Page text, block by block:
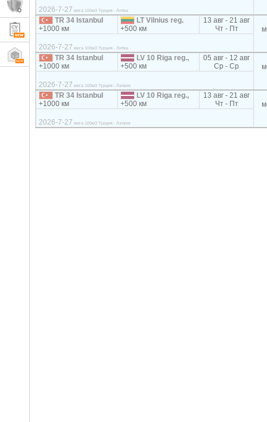
2026-7-27 мега 100м3 Турция - Литва
TR 34 Istanbul
+1000 км
LT Vilnius reg.
+500 км
13 авг - 21 авг
Чт - Пт
2026-7-27 мега 100м3 Турция - Литва
TR 34 Istanbul
+1000 км
LV 10 Riga reg.,
+500 км
05 авг - 12 авг
Ср - Ср
2026-7-27 мега 100м3 Турция - Латвия
TR 34 Istanbul
+1000 км
LV 10 Riga reg.,
+500 км
13 авг - 21 авг
Чт - Пт
2026-7-27 мега 100м3 Турция - Латвия